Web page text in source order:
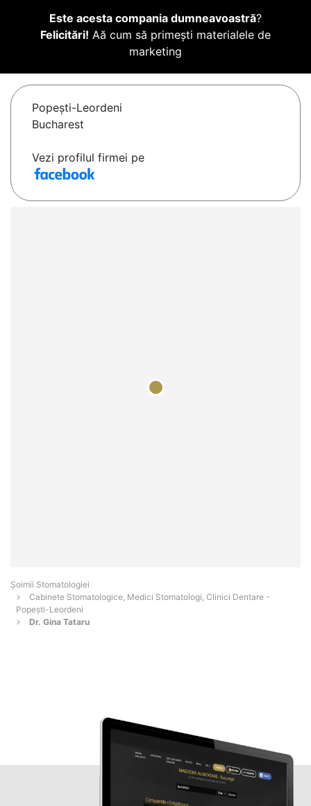
Este acesta compania dumneavoastră?
Felicitări! Aă cum să primești materialele de
marketing
Popeşti-Leordeni
Bucharest
Vezi profilul firmei pe
Șoimii Stomatologiei
Cabinete Stomatologice, Medici Stomatologi, Clinici Dentare -
Popeşti-Leordeni
Dr. Gina Tataru